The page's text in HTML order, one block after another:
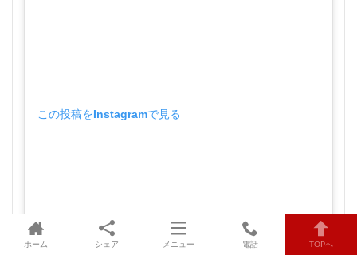
この投稿をInstagramで見る
ホーム シェア メニュー 電話 TOPへ